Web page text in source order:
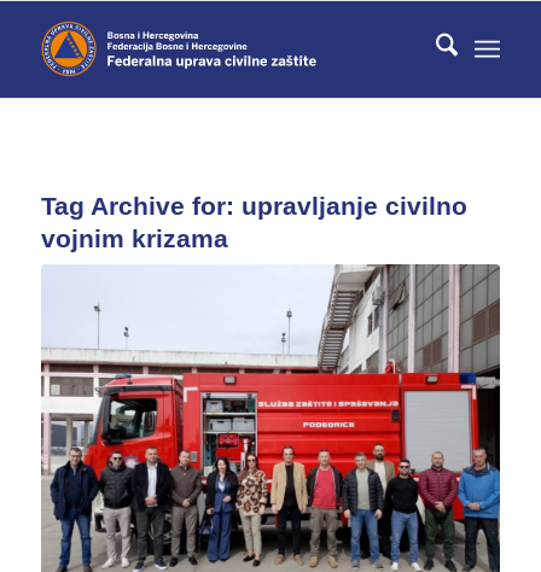
Tag Archive for: upravljanje civilno
vojnim krizama